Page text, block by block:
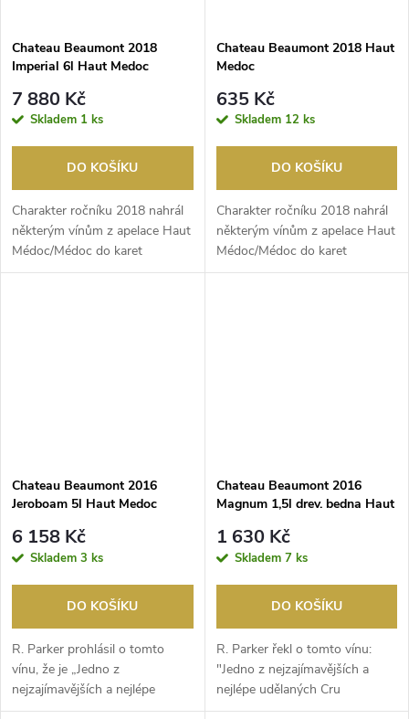
Chateau Beaumont 2018
Imperial 6l Haut Medoc
7 880 Kč
Skladem 1 ks
DO KOŠÍKU
Charakter ročníku 2018 nahrál
některým vínům z apelace Haut
Médoc/Médoc do karet
mimořádnou měrou, c...
Chateau Beaumont 2018 Haut
Medoc
635 Kč
Skladem 12 ks
DO KOŠÍKU
Charakter ročníku 2018 nahrál
některým vínům z apelace Haut
Médoc/Médoc do karet
mimořádnou měrou, c...
Chateau Beaumont 2016
Jeroboam 5l Haut Medoc
6 158 Kč
Skladem 3 ks
DO KOŠÍKU
R. Parker prohlásil o tomto
vínu, že je „Jedno z
nejzajímavějších a nejlépe
udělaných Cru Bourgeois ...
Chateau Beaumont 2016
Magnum 1,5l drev. bedna Haut
1 630 Kč
Skladem 7 ks
DO KOŠÍKU
R. Parker řekl o tomto vínu:
"Jedno z nejzajímavějších a
nejlépe udělaných Cru
Bourgeois v Médocu....